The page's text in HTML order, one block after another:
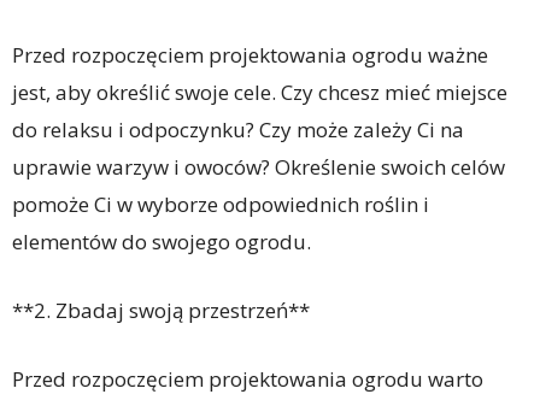
Przed rozpoczęciem projektowania ogrodu ważne
jest, aby określić swoje cele. Czy chcesz mieć miejsce
do relaksu i odpoczynku? Czy może zależy Ci na
uprawie warzyw i owoców? Określenie swoich celów
pomoże Ci w wyborze odpowiednich roślin i
elementów do swojego ogrodu.
**2. Zbadaj swoją przestrzeń**
Przed rozpoczęciem projektowania ogrodu warto